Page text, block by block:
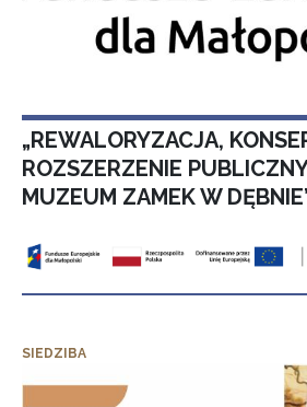
„REWALORYZACJA,
ROZSZERZENIE
MUZEUM ZAMEK W
SIEDZIBA